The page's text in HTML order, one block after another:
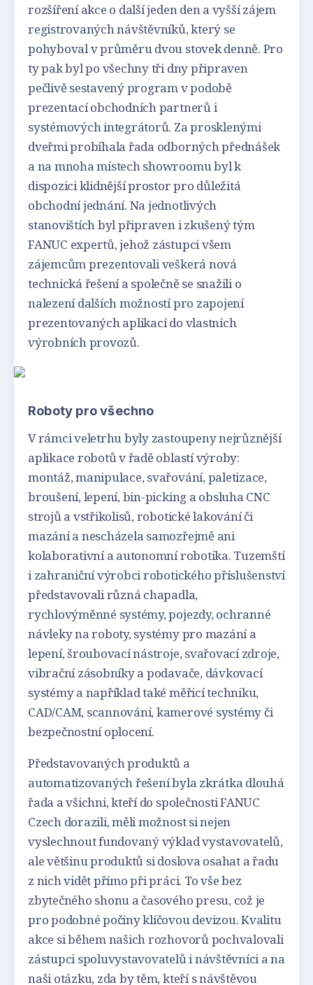
rozšíření akce o další jeden den a vyšší zájem
registrovaných návštěvníků, který se
pohyboval v průměru dvou stovek denně. Pro
ty pak byl po všechny tři dny připraven
pečlivě sestavený program v podobě
prezentací obchodních partnerů i
systémových integrátorů. Za prosklenými
dveřmi probíhala řada odborných přednášek
a na mnoha místech showroomu byl k
dispozici klidnější prostor pro důležitá
obchodní jednání. Na jednotlivých
stanovištích byl připraven i zkušený tým
FANUC expertů, jehož zástupci všem
zájemcům prezentovali veškerá nová
technická řešení a společně se snažili o
nalezení dalších možností pro zapojení
prezentovaných aplikací do vlastních
výrobních provozů.
Roboty pro všechno
V rámci veletrhu byly zastoupeny nejrůznější
aplikace robotů v řadě oblastí výroby:
montáž, manipulace, svařování, paletizace,
broušení, lepení, bin-picking a obsluha CNC
strojů a vstřikolisů, robotické lakování či
mazání a nescházela samozřejmě ani
kolaborativní a autonomní robotika. Tuzemští
i zahraniční výrobci robotického příslušenství
představovali různá chapadla,
rychlovýměnné systémy, pojezdy, ochranné
návleky na roboty, systémy pro mazání a
lepení, šroubovací nástroje, svařovací zdroje,
vibrační zásobníky a podavače, dávkovací
systémy a například také měřicí techniku,
CAD/CAM, scannování, kamerové systémy či
bezpečnostní oplocení.
Představovaných produktů a
automatizovaných řešení byla zkrátka dlouhá
řada a všichni, kteří do společnosti FANUC
Czech dorazili, měli možnost si nejen
vyslechnout fundovaný výklad vystavovatelů,
ale většinu produktů si doslova osahat a řadu
z nich vidět přímo při práci. To vše bez
zbytečného shonu a časového presu, což je
pro podobné počiny klíčovou devizou. Kvalitu
akce si během našich rozhovorů pochvalovali
zástupci spoluvystavovatelů i návštěvníci a na
naši otázku, zda by těm, kteří s návštěvou